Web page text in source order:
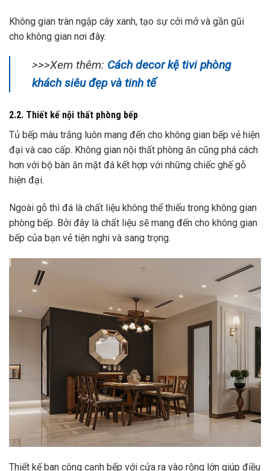
Không gian tràn ngập cây xanh, tạo sự cởi mở và gần gũi
cho không gian nơi đây.
>>>Xem thêm: Cách decor kệ tivi phòng
khách siêu đẹp và tinh tế
2.2. Thiết kế nội thất phòng bếp
Tủ bếp màu trắng luôn mang đến cho không gian bếp vẻ hiện
đại và cao cấp. Không gian nội thất phòng ăn cũng phá cách
hơn với bộ bàn ăn mặt đá kết hợp với những chiếc ghế gỗ
hiện đại.
Ngoài gỗ thì đá là chất liệu không thể thiếu trong không gian
phòng bếp. Bởi đây là chất liệu sẽ mang đến cho không gian
bếp của bạn vẻ tiện nghi và sang trọng.
Thiết kế ban công cạnh bếp với cửa ra vào rộng lớn giúp điều